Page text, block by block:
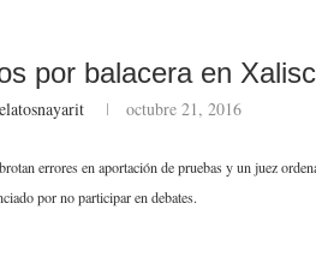
por balacera en
octubre 21, 2016
errores en aportación de pruebas y un juez
por no participar en debates.